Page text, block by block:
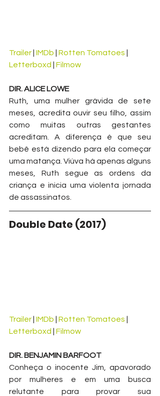
Trailer IMDb Rotten Tomatoes
Letterboxd
Filmow
DIR. ALICE LOWE
Ruth, uma mulher grávida de sete
meses, acredita ouvir seu filho, assim
como muitas outras gestantes
acreditam. A diferença é que seu
bebê está dizendo para ela começar
uma matança. Viúva há apenas alguns
meses, Ruth segue as ordens da
criança e inicia uma violenta jornada
de assassinatos.
Double Date (2017)
Trailer IMDb Rotten Tomatoes
Letterboxd
Filmow
DIR. BENJAMIN BARFOOT
Conheça o inocente Jim, apavorado
por mulheres e em uma busca
relutante para provar sua